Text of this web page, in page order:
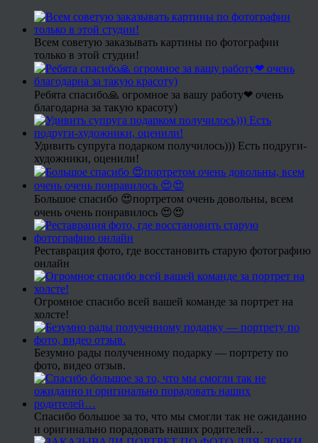
Всем советую заказывать картины по фотографии
только в этой студии!
Ребята спасибо🙏 огромное за вашу работу❤ очень
благодарна за такую красоту)
Удивить супруга подарком получилось))) Есть подруги-
художники, оценили!
Большое спасибо 😍портретом очень довольны, всем
очень очень понравилось 😍😍
Реставрация фото, где восстановить старую фотографию
онлайн
Огромное спасибо всей вашей команде за портрет на
холсте!
Безумно рады полученному подарку — портрету по
фото, видео отзыв.
Спасибо большое за то, что мы смогли так не ожиданно
и оригинально порадовать наших родителей…